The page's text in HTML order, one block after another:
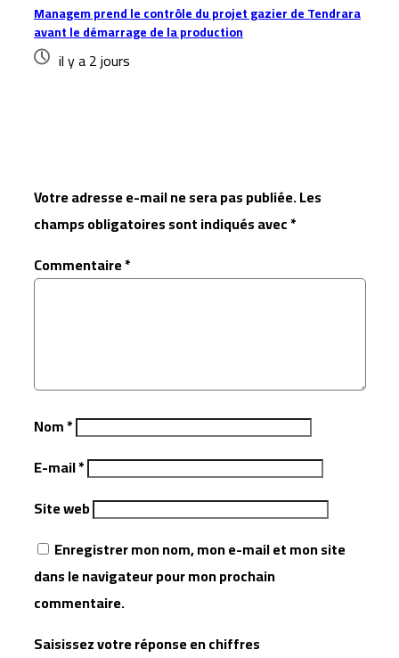
Managem prend le contrôle du projet gazier de Tendrara
avant le démarrage de la production
il y a 2 jours
Votre adresse e-mail ne sera pas publiée.Les
champs obligatoires sont indiqués avec*
Commentaire*
Nom*
E-mail*
Site web
Enregistrer mon nom, mon e-mail et mon site
dans le navigateur pour mon prochain
commentaire.
Saisissez votre réponse en chiffres